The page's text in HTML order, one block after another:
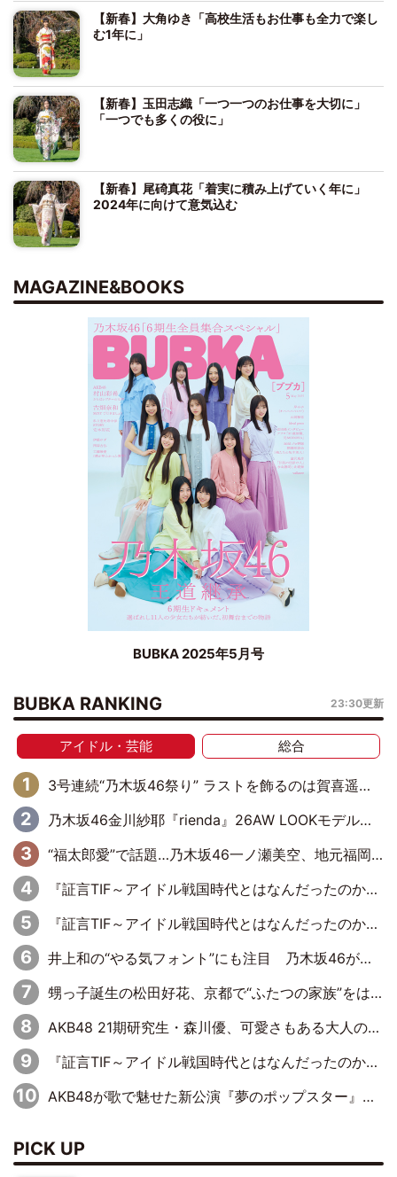
【新春】大角ゆき「高校生活もお仕事も全力で楽し
む1年に」
【新春】玉田志織「一つ一つのお仕事を大切に」
「一つでも多くの役に」
【新春】尾碕真花「着実に積み上げていく年に」
2024年に向けて意気込む
MAGAZINE&BOOKS
BUBKA 2025年5月号
BUBKA RANKING 23:30更新
アイドル・芸能 総合
3号連続“乃木坂46祭り” ラストを飾るのは賀喜遥香…5年ぶりの登場に「5年分大人になった私を見ていただけたら」
乃木坂46金川紗耶『rienda』26AW LOOKモデルに就任
“福太郎愛”で話題…乃木坂46一ノ瀬美空、地元福岡『めんべい25周年トップサポーター』に就任
『証言TIF～アイドル戦国時代とはなんだったのか～』第6回：でんぱ組.inc・古川未鈴×相沢梨紗「『ハロプロやりたかったな』って言ったら、夢眠ねむさんに『てめえはでんぱ組．incなんだよ！』って肩パンされて(笑)」
『証言TIF～アイドル戦国時代とはなんだったのか～』第11回：私立恵比寿中学・真山りか×安本彩花「TIFで10年ぶりのキョンシーメイクをしたら、場を完全に引かせてしまって。時代が変わったんだなって」
井上和の“やる気フォント”にも注目 乃木坂46が挑んだ書道パフォーマンスの舞台裏
甥っ子誕生の松田好花、京都で“ふたつの家族”をはしご！ “母”黒谷友香に見送られ、“父”松岡昌宏とはハシゴ酒
AKB48 21期研究生・森川優、可愛さもある大人の女性に
『証言TIF～アイドル戦国時代とはなんだったのか～』第10回：さくら学院・武藤彩未×飯田らうら「正直、中3で辞めるというのを信じてなくて。そう言われてはいたけど、嘘でしょって」
AKB48が歌で魅せた新公演『夢のポップスター』 初日から全身全霊のステージ
PICK UP